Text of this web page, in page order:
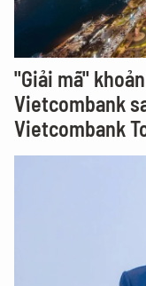
"Giải mã"
Vietcombank
Vietcombank